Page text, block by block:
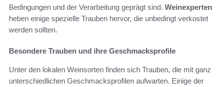
Bedingungen und der Verarbeitung geprägt sind. Weinexperten
heben einige spezielle Trauben hervor, die unbedingt verkostet
werden sollten.
Besondere Trauben und ihre Geschmacksprofile
Unter den lokalen Weinsorten finden sich Trauben, die mit ganz
unterschiedlichen Geschmacksprofilen aufwarten. Einige der